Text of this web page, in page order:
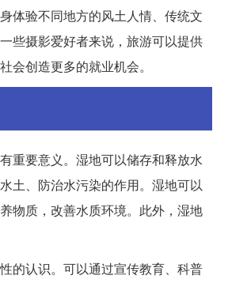
体验不同地方的风土人情、传统文
些摄影爱好者来说，旅游可以提供
创造更多的就业机会。
重要意义。湿地可以储存和释放水
土、防治水污染的作用。湿地可以
物质，改善水质环境。此外，湿地
的认识。可以通过宣传教育、科普